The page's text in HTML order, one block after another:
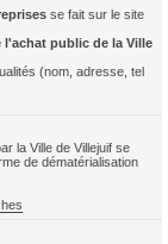
se fait sur le site
l'achat public de la Ville
(nom, adresse, tel
la Ville de Villejuif se
de dématérialisation